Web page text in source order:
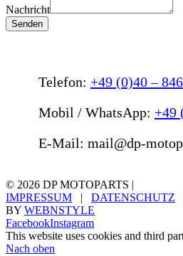
Nachricht
Senden
Telefon: +49 (0)40 –
Mobil / WhatsApp: +49
E-Mail: mail@dp-
© 2026 DP MOTOPARTS |
IMPRESSUM | DATENSCHUTZ
BY WEBNSTYLE
FacebookInstagram
This website uses cookies and third
Nach oben